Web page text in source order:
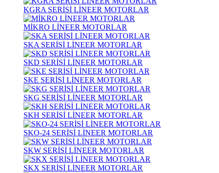
KGRA SERİSİ LİNEER MOTORLAR
MİKRO LİNEER MOTORLAR
SKA SERİSİ LİNEER MOTORLAR
SKD SERİSİ LİNEER MOTORLAR
SKE SERİSİ LİNEER MOTORLAR
SKG SERİSİ LİNEER MOTORLAR
SKH SERİSİ LİNEER MOTORLAR
SKO-24 SERİSİ LİNEER MOTORLAR
SKW SERİSİ LİNEER MOTORLAR
SKX SERİSİ LİNEER MOTORLAR